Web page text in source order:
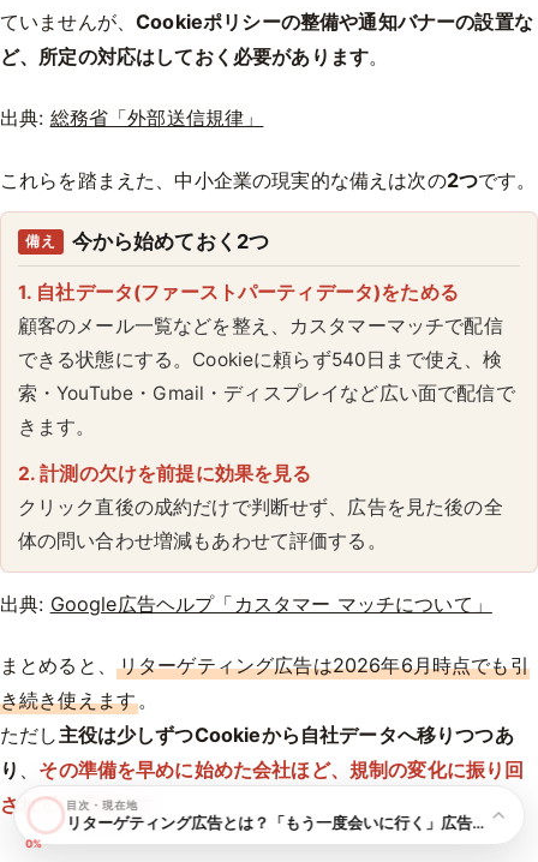
ていませんが、Cookieポリシーの整備や通知バナーの設置な
ど、所定の対応はしておく必要があります。
出典: 総務省「外部送信規律」
これらを踏まえた、中小企業の現実的な備えは次の2つです。
備え 今から始めておく2つ
1. 自社データ(ファーストパーティデータ)をためる
顧客のメール一覧などを整え、カスタマーマッチで配信
できる状態にする。Cookieに頼らず540日まで使え、検
索・YouTube・Gmail・ディスプレイなど広い面で配信で
きます。
2. 計測の欠けを前提に効果を見る
クリック直後の成約だけで判断せず、広告を見た後の全
体の問い合わせ増減もあわせて評価する。
出典: Google広告ヘルプ「カスタマー マッチについて」
まとめると、 リターゲティング広告は2026年6月時点でも引
き続き使えます。
ただし主役は少しずつCookieから自社データへ移りつつあ
り 、 その準備を早めに始めた会社ほど、規制の変化に振り回
されずに済みます
0%
目次・現在地
リターゲティング広告とは？「もう一度会いに行く」広告の仕組み